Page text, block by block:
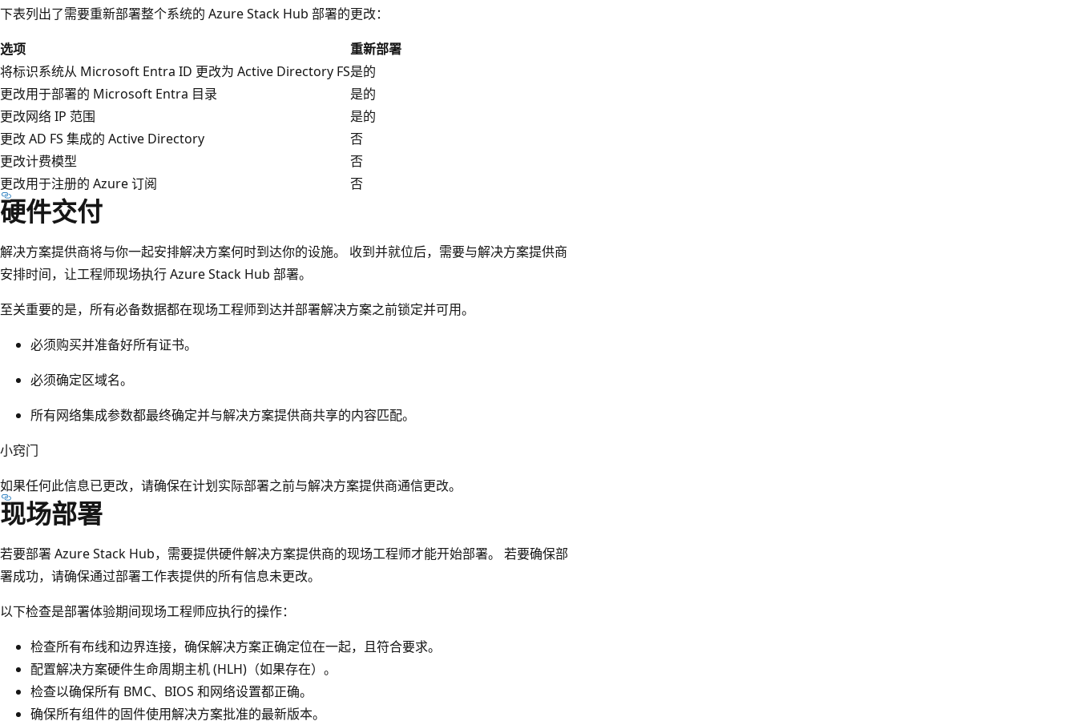
下表列出了需要重新部署整个系统的 Azure Stack Hub 部署的更改：
选项
重新部署
将标识系统从 Microsoft Entra ID 更改为 Active Directory FS是的
更改用于部署的 Microsoft Entra 目录
是的
更改网络 IP 范围
是的
更改 AD FS 集成的 Active Directory
否
更改计费模型
否
更改用于注册的 Azure 订阅
否
硬件交付
解决方案提供商将与你一起安排解决方案何时到达你的设施。 收到并就位后，需要与解决方案提供商
安排时间，让工程师现场执行 Azure Stack Hub 部署。
至关重要的是，所有必备数据都在现场工程师到达并部署解决方案之前锁定并可用。
必须购买并准备好所有证书。
必须确定区域名。
所有网络集成参数都最终确定并与解决方案提供商共享的内容匹配。
小窍门
如果任何此信息已更改，请确保在计划实际部署之前与解决方案提供商通信更改。
现场部署
若要部署 Azure Stack Hub，需要提供硬件解决方案提供商的现场工程师才能开始部署。 若要确保部
署成功，请确保通过部署工作表提供的所有信息未更改。
以下检查是部署体验期间现场工程师应执行的操作：
检查所有布线和边界连接，确保解决方案正确定位在一起，且符合要求。
配置解决方案硬件生命周期主机 (HLH)（如果存在）。
检查以确保所有 BMC、BIOS 和网络设置都正确。
确保所有组件的固件使用解决方案批准的最新版本。